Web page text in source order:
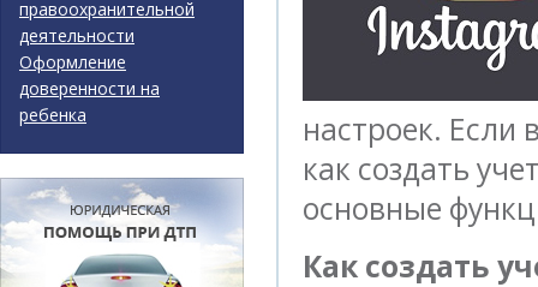
настроек. Если
как создать
основные
Как создать
правоохранительной
деятельности
Оформление
доверенности на
ребенка